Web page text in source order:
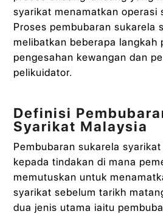
syarikat menamatkan operasi
Proses pembubaran sukarela
melibatkan beberapa langkah
pengesahan kewangan dan
pelikuidator.
Definisi
Syarikat Malaysia
Pembubaran sukarela
kepada tindakan di mana
memutuskan untuk
syarikat sebelum tarikh
dua jenis utama iaitu